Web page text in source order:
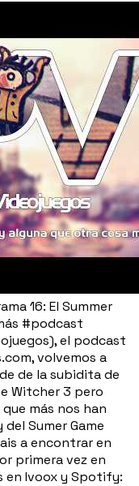
16: El Summer
#podcast
el podcast
volvemos a
de la subidita de
Witcher 3 pero
más nos han
Sumer Game
a encontrar en
primera vez en
en Ivoox y Spotify: